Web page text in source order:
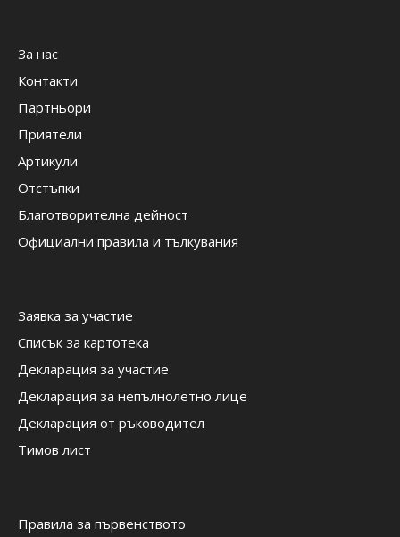
За нас
Контакти
Партньори
Приятели
Артикули
Отстъпки
Благотворителна дейност
Официални правила и тълкувания
Заявка за участие
Списък за картотека
Декларация за участие
Декларация за непълнолетно лице
Декларация от ръководител
Тимов лист
Правила за първенството